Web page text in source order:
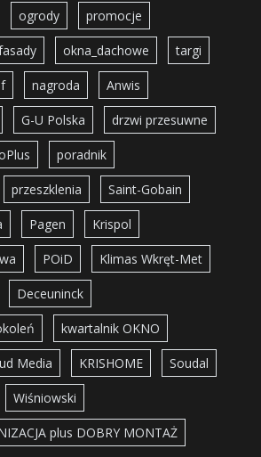
ogrody promocje
okna_dachowe targi
nagroda Anwis
G-U Polska drzwi przesuwne
poradnik
przeszklenia Saint-Gobain
Pagen Krispol
POiD Klimas Wkręt-Met
Deceuninck
kwartalnik OKNO
Media KRISHOME Soudal
Wiśniowski
plus DOBRY MONTAŻ